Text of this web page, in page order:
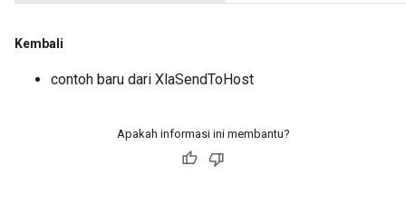
Kembali
contoh baru dari XlaSendToHost
Apakah informasi ini membantu?